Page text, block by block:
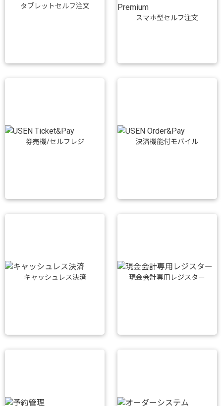
タブレットセルフ注文
スマホ型セルフ注文
券売機/セルフレジ 決済機能付モバイル
キャッシュレス決済 現金会計専用レジスター